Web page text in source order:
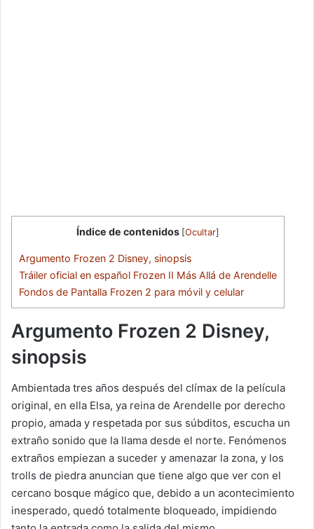
Índice de contenidos [Ocultar]
Argumento Frozen 2 Disney, sinopsis
Tráiler oficial en español Frozen II Más Allá de Arendelle
Fondos de Pantalla Frozen 2 para móvil y celular
Argumento Frozen 2 Disney,
sinopsis
Ambientada tres años después del clímax de la película
original, en ella Elsa, ya reina de Arendelle por derecho
propio, amada y respetada por sus súbditos, escucha un
extraño sonido que la llama desde el norte. Fenómenos
extraños empiezan a suceder y amenazar la zona, y los
trolls de piedra anuncian que tiene algo que ver con el
cercano bosque mágico que, debido a un acontecimiento
inesperado, quedó totalmente bloqueado, impidiendo